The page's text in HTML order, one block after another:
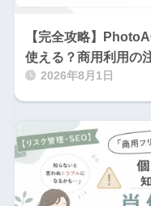
【完全攻略】
使える？商用利用の
2026年8月1日